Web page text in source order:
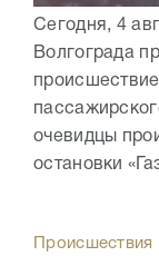
Сегодня, 4
Волгограда
очевидцы
остановки
Происшествия